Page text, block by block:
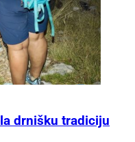
drnišku tradiciju